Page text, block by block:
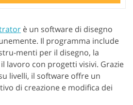
è un software di disegno
Il programma include
menti per il disegno, la
lavoro con progetti visivi. Grazie
livelli, il software offre un
di creazione e modifica dei